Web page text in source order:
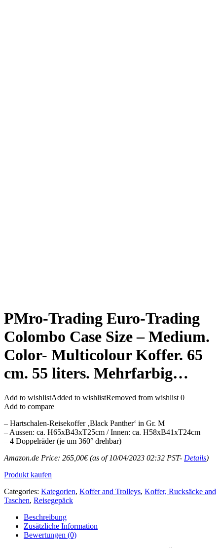
PMro-Trading Euro-Trading
Colombo Case Size – Medium.
Color- Multicolour Koffer. 65
cm. 55 liters. Mehrfarbig…
Add to wishlistAdded to wishlistRemoved from wishlist 0
Add to compare
– Hartschalen-Reisekoffer ‚Black Panther‘ in Gr. M
– Aussen: ca. H65xB43xT25cm / Innen: ca. H58xB41xT24cm
– 4 Doppelräder (je um 360° drehbar)
Amazon.de Price: 265,00€(as of 10/04/2023 02:32 PST- Details)
Produkt kaufen
Categories: Kategorien, Koffer and Trolleys, Koffer, Rucksäcke and
Taschen, Reisegepäck
Beschreibung
Zusätzliche Information
Bewertungen (0)